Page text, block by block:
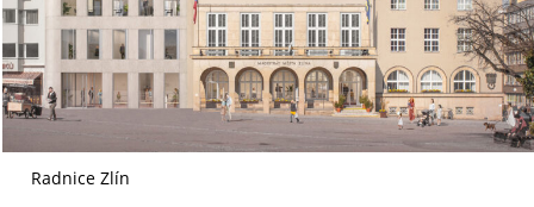
Radnice Zlín